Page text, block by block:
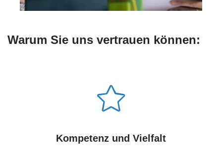
Warum Sie uns vertrauen können:
Kompetenz und Vielfalt